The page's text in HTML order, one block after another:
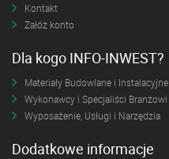
Kontakt
Załóż konto
Dla kogo INFO-INWEST?
Materiały Budowlane i Instalacyjne
Wykonawcy i Specjaliści Branżowi
Wyposażenie, Usługi i Narzędzia
Dodatkowe informacje